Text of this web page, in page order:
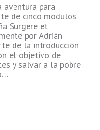
aventura para
de cinco módulos
Surgere et
por Adrián
de la introducción
el objetivo de
y salvar a la pobre